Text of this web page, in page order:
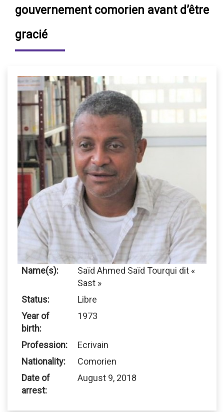
gouvernement comorien avant d’être
gracié
Name(s):
Saïd Ahmed Saïd Tourqui dit «
Sast »
Status:
Libre
Year of
birth:
1973
Profession:
Ecrivain
Nationality:
Comorien
Date of
arrest:
August 9, 2018